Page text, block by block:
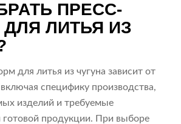
ПРЕСС-
ЛИТЬЯ ИЗ
для литья из чугуна зависит от
специфику производства,
изделий и требуемые
готовой продукции. При выборе